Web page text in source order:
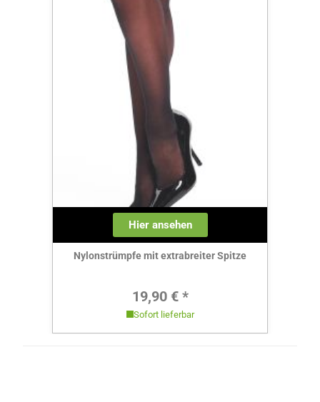
Hier ansehen
Nylonstrümpfe mit extrabreiter Spitze
Regulärer Preis:
19,90 € *
Sofort lieferbar